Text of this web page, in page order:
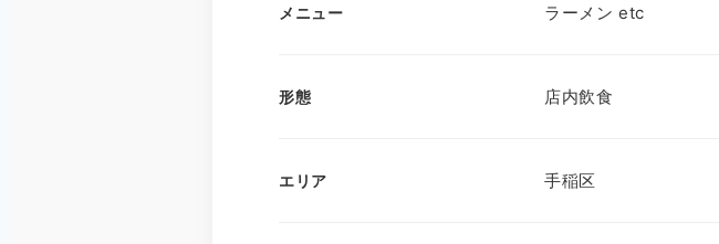
メニュー ラーメン etc
形態 店内飲食
エリア 手稲区